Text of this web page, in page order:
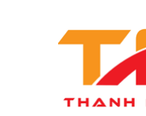
CÔNG
TRANG CHỦ